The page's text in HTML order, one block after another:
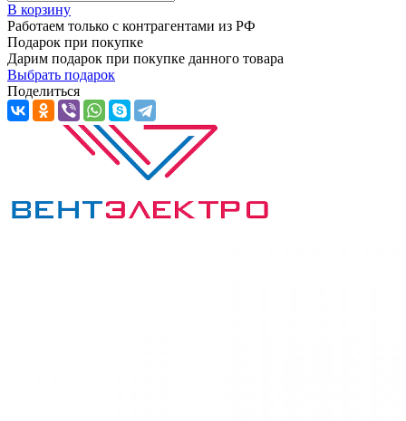
В корзину
Работаем только с контрагентами из РФ
Подарок при покупке
Дарим подарок при покупке данного товара
Выбрать подарок
Поделиться